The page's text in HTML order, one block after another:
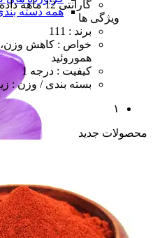
همه دسته
گارانتی 12 ماهه داده پرداز رایانه متین
ویژگی ها
برند : 111
خواص : کاهش وزن،
هموروئید
کیفیت : درجه 1
بسته بندی / وزن : زیپ
۱
محصولات جدید